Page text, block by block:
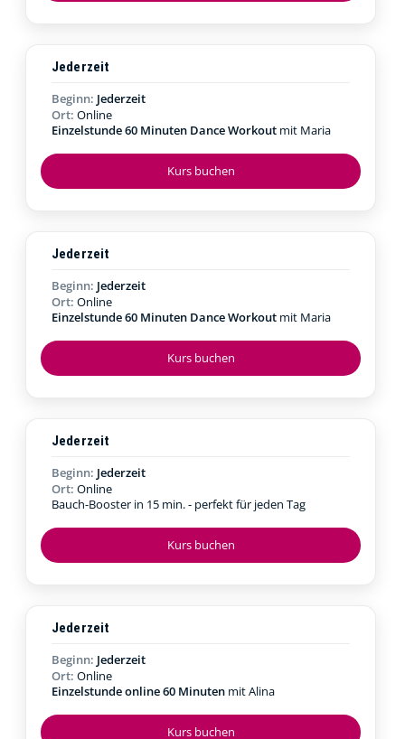
Kurs buchen
Jederzeit
Beginn: Jederzeit
Ort: Online
Einzelstunde 60 Minuten Dance Workout mit Maria
Kurs buchen
Jederzeit
Beginn: Jederzeit
Ort: Online
Einzelstunde 60 Minuten Dance Workout mit Maria
Kurs buchen
Jederzeit
Beginn: Jederzeit
Ort: Online
Bauch-Booster in 15 min. - perfekt für jeden Tag
Kurs buchen
Jederzeit
Beginn: Jederzeit
Ort: Online
Einzelstunde online 60 Minuten mit Alina